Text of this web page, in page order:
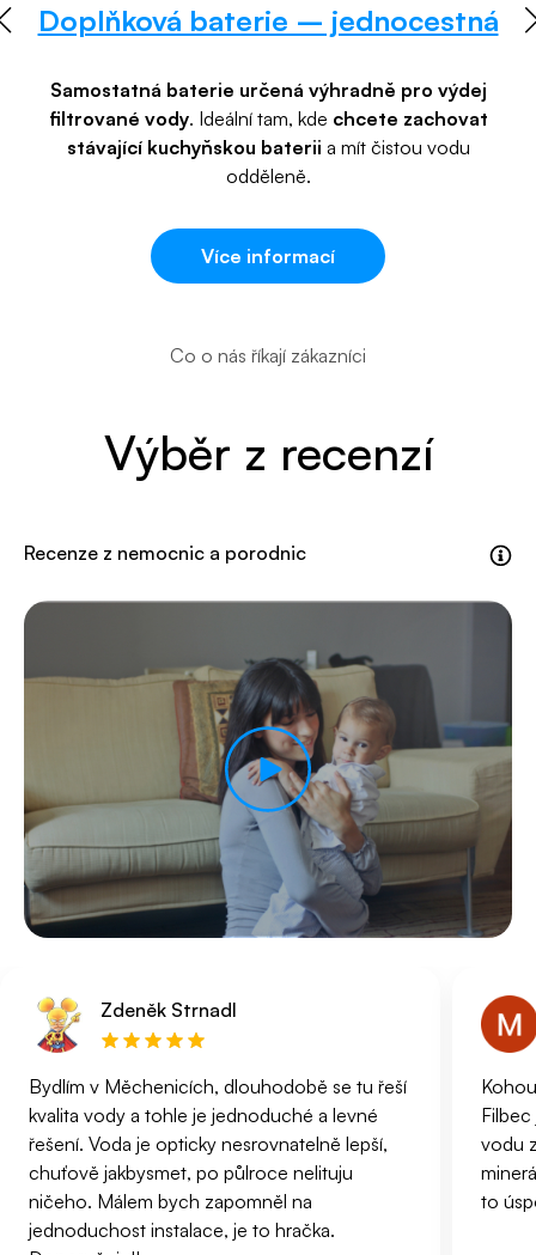
Doplňková baterie – jednocestná
Samostatná baterie určená výhradně pro výdej
filtrované vody. Ideální tam, kde chcete zachovat
stávající kuchyňskou baterii a mít čistou vodu
odděleně.
Více informací
Co o nás říkají zákazníci
Výběr z recenzí
Recenze z nemocnic a porodnic
Zdeněk Strnadl
Bydlím v Měchenicích, dlouhodobě se tu řeší
kvalita vody a tohle je jednoduché a levné
řešení. Voda je opticky nesrovnatelně lepší,
chuťově jakbysmet, po půlroce nelituju
ničeho. Málem bych zapomněl na
jednoduchost instalace, je to hračka.
vodu
to